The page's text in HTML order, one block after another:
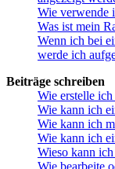
Wie verwende
Was ist mein
Wenn ich bei
werde ich
Beiträge schreiben
Wie erstelle
Wie kann ich
Wie kann ich
Wie kann ich
Wieso kann